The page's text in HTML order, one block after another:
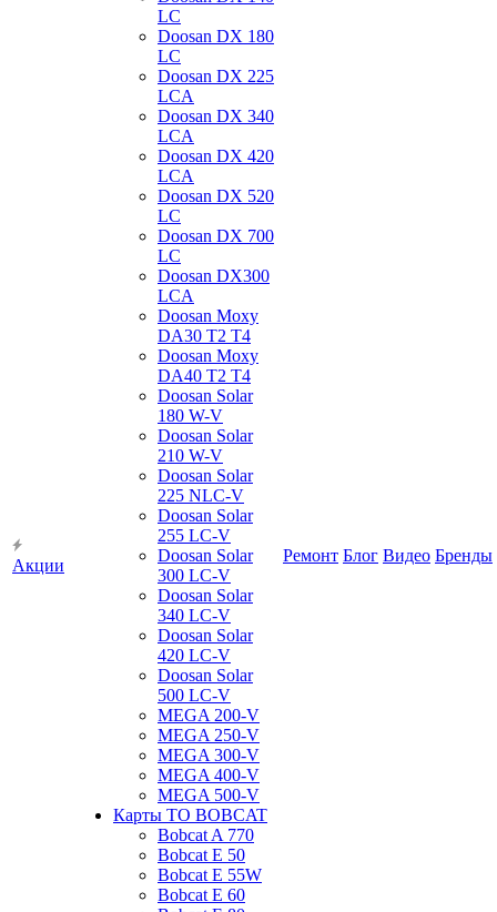
Акции
LC
Doosan DX 180
LC
Doosan DX 225
LCA
Doosan DX 340
LCA
Doosan DX 420
LCA
Doosan DX 520
LC
Doosan DX 700
LC
Doosan DX300
LCA
Doosan Moxy
DA30 T2 T4
Doosan Moxy
DA40 T2 T4
Doosan Solar
180 W-V
Doosan Solar
210 W-V
Doosan Solar
225 NLC-V
Doosan Solar
255 LC-V
Doosan Solar
300 LC-V
Doosan Solar
340 LC-V
Doosan Solar
420 LC-V
Doosan Solar
500 LC-V
MEGA 200-V
MEGA 250-V
MEGA 300-V
MEGA 400-V
MEGA 500-V
Карты ТО BOBCAT
Bobcat A 770
Bobcat E 50
Bobcat E 55W
Bobcat E 60
Ремонт Блог Видео Бренды